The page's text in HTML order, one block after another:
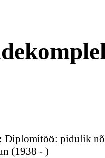
Diplomitöö: pidulik
(1938 - )